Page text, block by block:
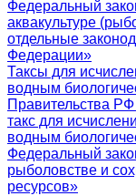
Федеральный
аквакультуре
отдельные
Федерации»
Таксы для
водным
Правительства
такс для
водным
Федеральный
рыболовстве и
ресурсов»